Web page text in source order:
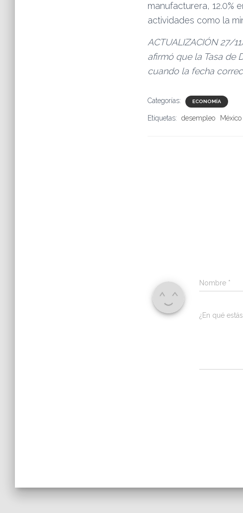
manufacturera, 12.0%
actividades como la
ACTUALIZACIÓN 27/
afirmó que la Tasa de
cuando la fecha
Categorías: ECONOMÍA
Etiquetas: desempleo México
Nombre *
¿En qué